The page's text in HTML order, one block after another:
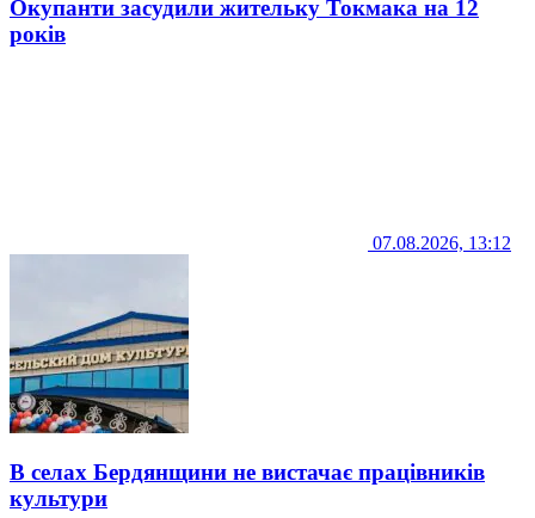
Окупанти засудили жительку Токмака на 12
років
07.08.2026, 13:12
В селах Бердянщини не вистачає працівників
культури